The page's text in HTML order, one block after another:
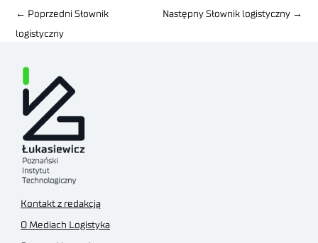
← Poprzedni Słownik
logistyczny
Następny Słownik logistyczny →
Kontakt z redakcją
O Mediach Logistyka